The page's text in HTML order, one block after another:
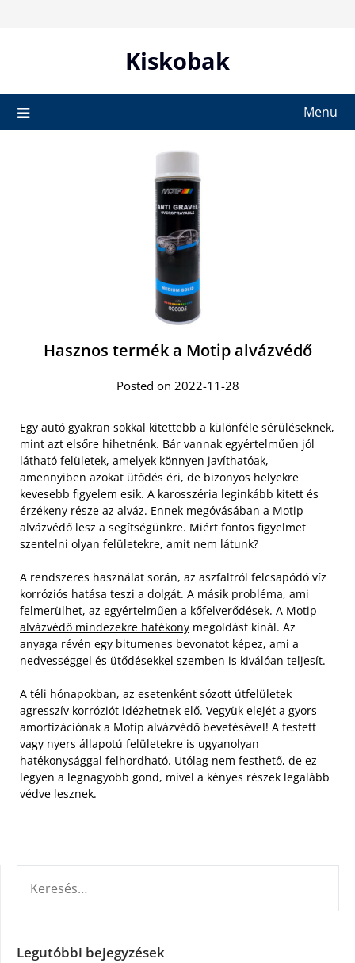
Kiskobak
Menu
Hasznos termék a Motip alvázvédő
Posted on 2022-11-28
Egy autó gyakran sokkal kitettebb a különféle sérüléseknek,
mint azt elsőre hihetnénk. Bár vannak egyértelműen jól
látható felületek, amelyek könnyen javíthatóak,
amennyiben azokat ütődés éri, de bizonyos helyekre
kevesebb figyelem esik. A karosszéria leginkább kitett és
érzékeny része az alváz. Ennek megóvásában a Motip
alvázvédő lesz a segítségünkre. Miért fontos figyelmet
szentelni olyan felületekre, amit nem látunk?
A rendszeres használat során, az aszfaltról felcsapódó víz
korróziós hatása teszi a dolgát. A másik probléma, ami
felmerülhet, az egyértelműen a kőfelverődések. A Motip
alvázvédő mindezekre hatékony megoldást kínál. Az
anyaga révén egy bitumenes bevonatot képez, ami a
nedvességgel és ütődésekkel szemben is kiválóan teljesít.
A téli hónapokban, az esetenként sózott útfelületek
agresszív korróziót idézhetnek elő. Vegyük elejét a gyors
amortizációnak a Motip alvázvédő bevetésével! A festett
vagy nyers állapotú felületekre is ugyanolyan
hatékonysággal felhordható. Utólag nem festhető, de ez
legyen a legnagyobb gond, mivel a kényes részek legalább
védve lesznek.
Legutóbbi bejegyzések